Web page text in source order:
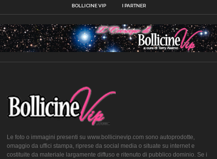
BOLLICINE VIP I PARTNER
Le foto o immagini presenti su www.bollicinevip.com sono autoprodotte,
omaggio da uffici stampa, riprese da social media o situate su internet e
costituite da materiale largamente diffuso e ritenuto di pubblico dominio. Se i